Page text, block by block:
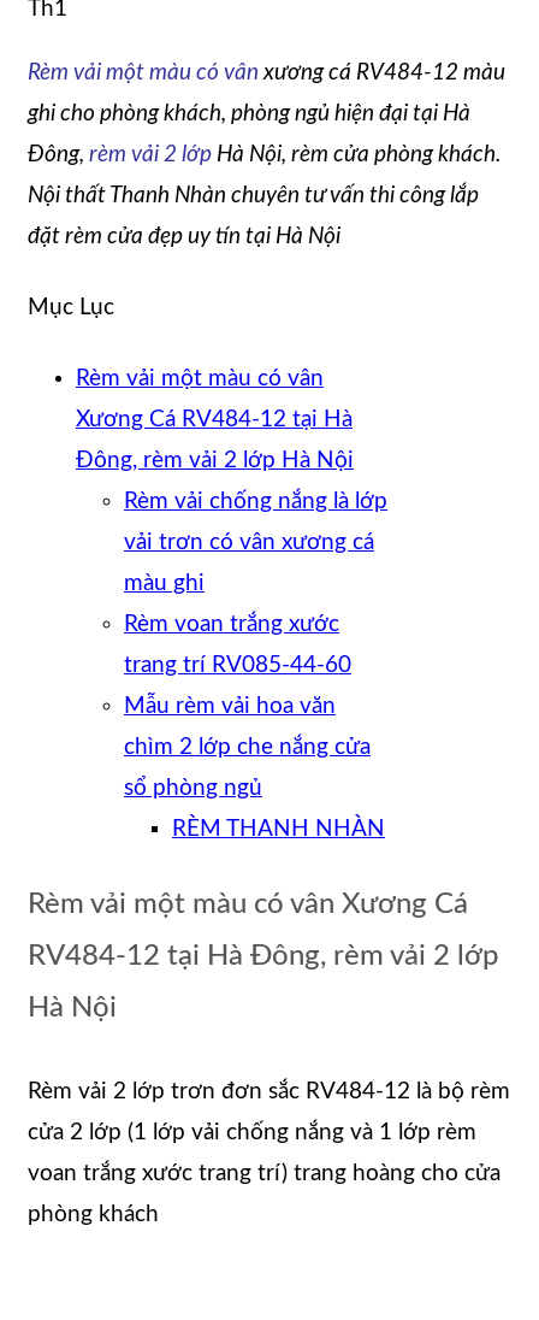
Th1
Rèm vải một màu có vân xương cá RV484-12 màu
ghi cho phòng khách, phòng ngủ hiện đại tại Hà
Đông, rèm vải 2 lớp Hà Nội, rèm cửa phòng khách.
Nội thất Thanh Nhàn chuyên tư vấn thi công lắp
đặt rèm cửa đẹp uy tín tại Hà Nội
Mục Lục
Rèm vải một màu có vân
Xương Cá RV484-12 tại Hà
Đông, rèm vải 2 lớp Hà Nội
Rèm vải chống nắng là lớp
vải trơn có vân xương cá
màu ghi
Rèm voan trắng xước
trang trí RV085-44-60
Mẫu rèm vải hoa văn
chìm 2 lớp che nắng cửa
sổ phòng ngủ
RÈM THANH NHÀN
Rèm vải một màu có vân Xương Cá
RV484-12 tại Hà Đông, rèm vải 2 lớp
Hà Nội
Rèm vải 2 lớp trơn đơn sắc RV484-12 là bộ rèm
cửa 2 lớp (1 lớp vải chống nắng và 1 lớp rèm
voan trắng xước trang trí) trang hoàng cho cửa
phòng khách